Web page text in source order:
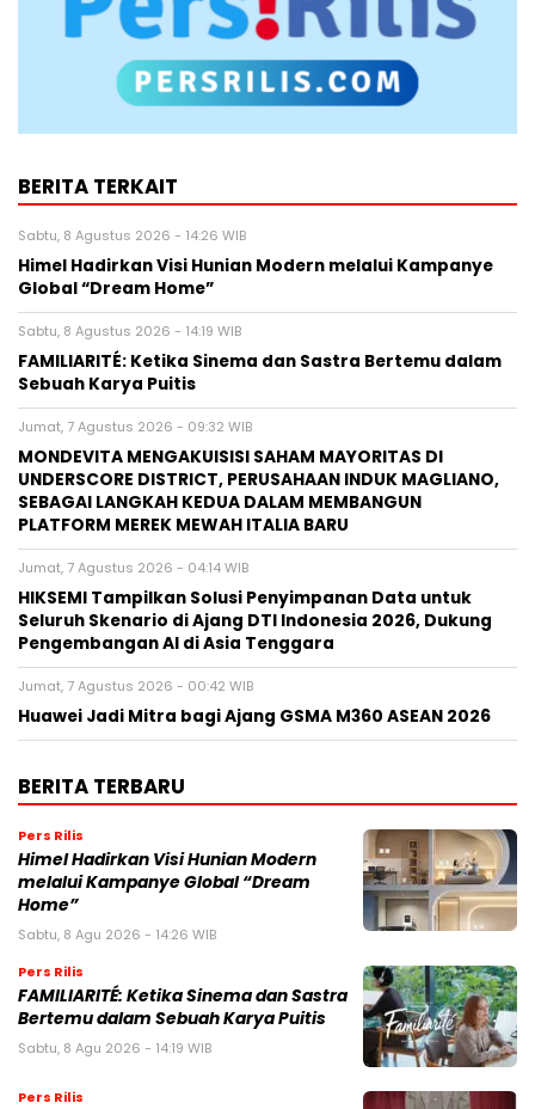
BERITA TERKAIT
Sabtu, 8 Agustus 2026 - 14:26 WIB
Himel Hadirkan Visi Hunian Modern melalui Kampanye
Global “Dream Home”
Sabtu, 8 Agustus 2026 - 14:19 WIB
FAMILIARITÉ: Ketika Sinema dan Sastra Bertemu dalam
Sebuah Karya Puitis
Jumat, 7 Agustus 2026 - 09:32 WIB
MONDEVITA MENGAKUISISI SAHAM MAYORITAS DI
UNDERSCORE DISTRICT, PERUSAHAAN INDUK MAGLIANO,
SEBAGAI LANGKAH KEDUA DALAM MEMBANGUN
PLATFORM MEREK MEWAH ITALIA BARU
Jumat, 7 Agustus 2026 - 04:14 WIB
HIKSEMI Tampilkan Solusi Penyimpanan Data untuk
Seluruh Skenario di Ajang DTI Indonesia 2026, Dukung
Pengembangan AI di Asia Tenggara
Jumat, 7 Agustus 2026 - 00:42 WIB
Huawei Jadi Mitra bagi Ajang GSMA M360 ASEAN 2026
BERITA TERBARU
Pers Rilis
Himel Hadirkan Visi Hunian Modern
melalui Kampanye Global “Dream
Home”
Sabtu, 8 Agu 2026 - 14:26 WIB
Pers Rilis
FAMILIARITÉ: Ketika Sinema dan Sastra
Bertemu dalam Sebuah Karya Puitis
Sabtu, 8 Agu 2026 - 14:19 WIB
Pers Rilis